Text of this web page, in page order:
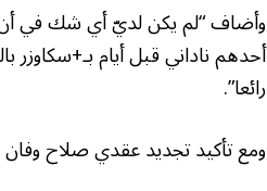
وأضاف “لم يكن لديّ أي شك في أن
أحدهم ناداني قبل أيام
رائعا”.
ومع تأكيد تجديد عقدي صلاح